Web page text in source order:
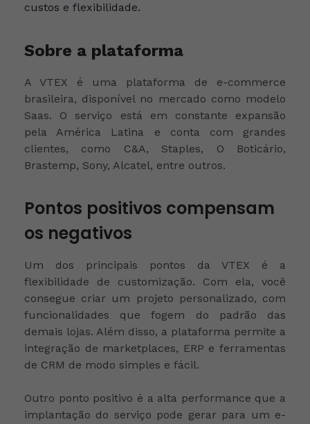
custos e flexibilidade.
Sobre a plataforma
A VTEX é uma plataforma de e-commerce
brasileira, disponível no mercado como modelo
Saas. O serviço está em constante expansão
pela América Latina e conta com grandes
clientes, como C&A, Staples, O Boticário,
Brastemp, Sony, Alcatel, entre outros.
Pontos positivos compensam
os negativos
Um dos principais pontos da VTEX é a
flexibilidade de customização. Com ela, você
consegue criar um projeto personalizado, com
funcionalidades que fogem do padrão das
demais lojas. Além disso, a plataforma permite a
integração de marketplaces, ERP e ferramentas
de CRM de modo simples e fácil.
Outro ponto positivo é a alta performance que a
implantação do serviço pode gerar para um e-